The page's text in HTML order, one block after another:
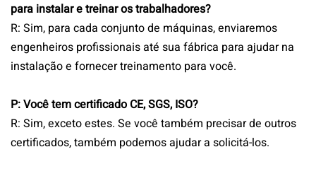
para instalar e treinar os trabalhadores?
R: Sim, para cada conjunto de máquinas, enviaremos
engenheiros profissionais até sua fábrica para ajudar na
instalação e fornecer treinamento para você.
P: Você tem certificado CE, SGS, ISO?
R: Sim, exceto estes. Se você também precisar de outros
certificados, também podemos ajudar a solicitá-los.